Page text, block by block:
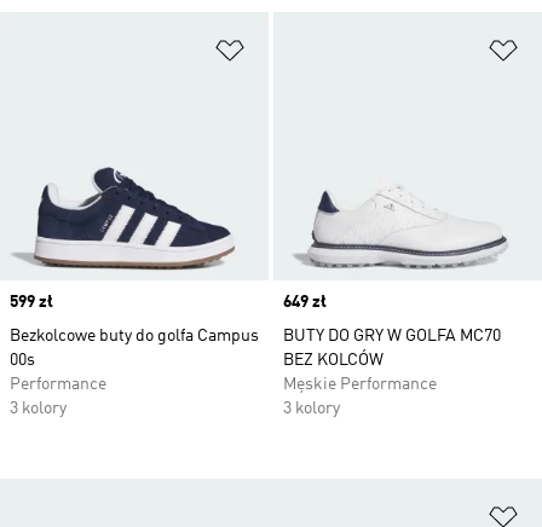
Price
599 zł
Bezkolcowe buty do golfa Campus
00s
Performance
3 kolory
Price
649 zł
BUTY DO GRY W GOLFA MC70
BEZ KOLCÓW
Męskie Performance
3 kolory